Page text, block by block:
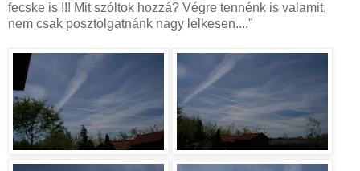
fecske is !!! Mit szóltok hozzá? Végre tennénk is valamit,
nem csak posztolgatnánk nagy lelkesen...."